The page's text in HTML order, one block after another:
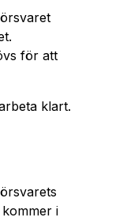
för att
klart.
i